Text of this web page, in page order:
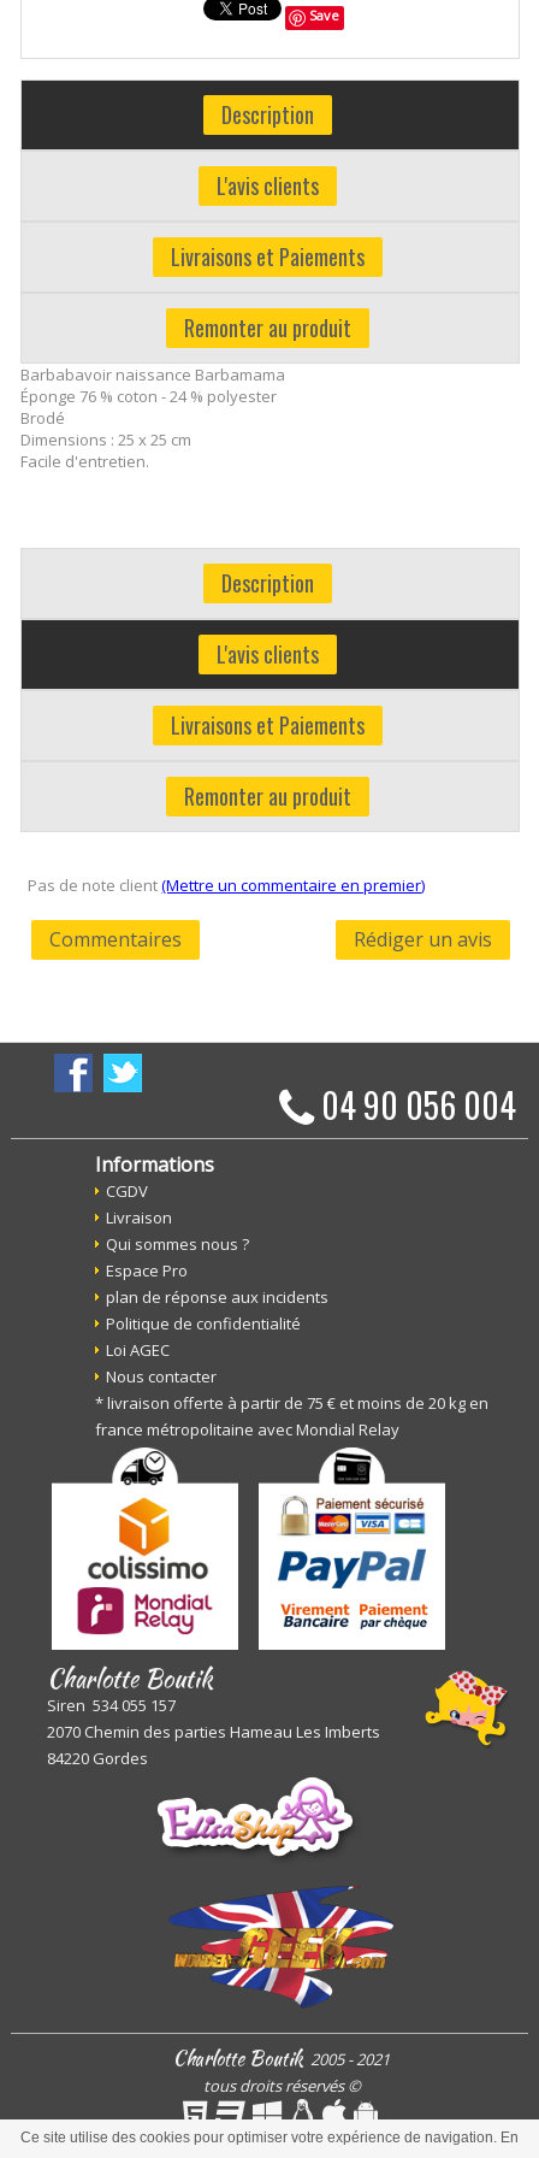
Ce site utilise des cookies pour optimiser votre expérience de navigation. En
Save
Description
L'avis clients
Livraisons et Paiements
Remonter au produit
Barbabavoir naissance Barbamama
Éponge 76 % coton - 24 % polyester
Brodé
Dimensions : 25 x 25 cm
Facile d'entretien.
Description
L'avis clients
Livraisons et Paiements
Remonter au produit
Pas de note client(Mettre un commentaire en premier)
Commentaires Rédiger un avis
04 90 056 004
Informations
CGDV
Livraison
Qui sommes nous ?
Espace Pro
plan de réponse aux incidents
Politique de confidentialité
Loi AGEC
Nous contacter
* livraison offerte à partir de 75 € et moins de 20 kg en
france métropolitaine avec Mondial Relay
Charlotte Boutik
Siren 534 055 157
2070 Chemin des parties Hameau Les Imberts
84220 Gordes
Charlotte Boutik 2005 - 2021
tous droits réservés©